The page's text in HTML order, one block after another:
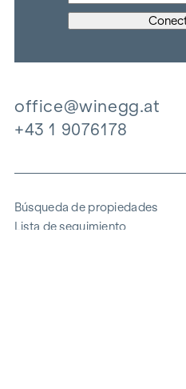
office@winegg.at
+43 1 9076178
Búsqueda de propiedades
Lista de seguimiento